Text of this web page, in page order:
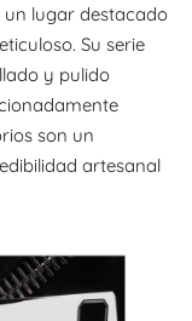
un lugar destacado
Su serie
y pulido
son un
artesanal